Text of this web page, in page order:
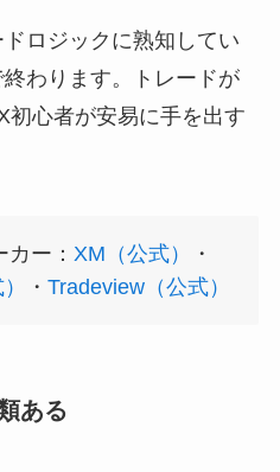
ロジックに熟知してい
わります。トレードが
初心者が安易に手を出す
ー： XM（公式）
・
・Tradeview（公式）
ある